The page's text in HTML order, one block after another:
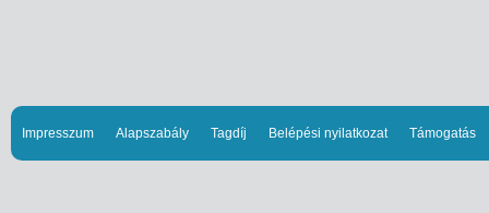
Impresszum Alapszabály Tagdíj Belépési nyilatkozat Támogatás